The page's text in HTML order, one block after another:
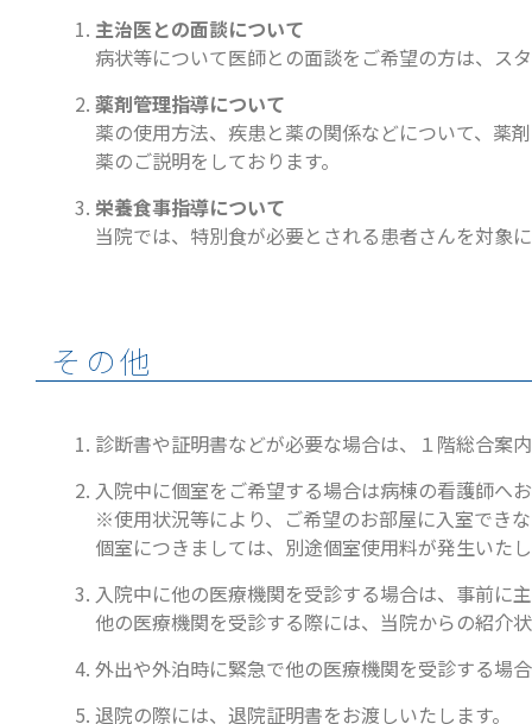
主治医との面談について
病状等について医師との面談をご希望の方は、ス
薬剤管理指導について
薬の使用方法、疾患と薬の関係などについて、薬
薬のご説明をしております。
栄養食事指導について
当院では、特別食が必要とされる患者さんを対象
その他
診断書や証明書などが必要な場合は、１階総合案
入院中に個室をご希望する場合は病棟の看護師へ
※使用状況等により、ご希望のお部屋に入室でき
個室につきましては、別途個室使用料が発生いた
入院中に他の医療機関を受診する場合は、事前に
他の医療機関を受診する際には、当院からの紹介
外出や外泊時に緊急で他の医療機関を受診する場
退院の際には、退院証明書をお渡しいたします。